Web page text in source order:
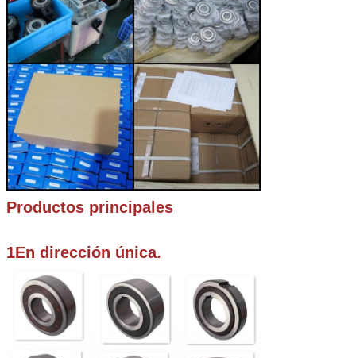
PRESENTACIóN
Productos principales
1En dirección única.